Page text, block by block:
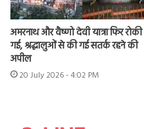
अमरनाथ और वैष्णो देवी यात्रा फिर रोकी
गई, श्रद्धालुओं से की गई सतर्क रहने की
अपील
20 July 2026 - 4:02 PM